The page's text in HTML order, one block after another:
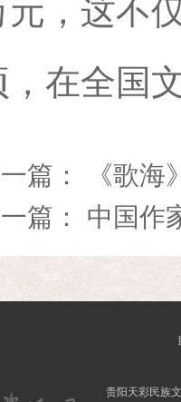
元，这不
，在全国
一篇：
《歌海
篇： 中国作
贵阳天彩民族